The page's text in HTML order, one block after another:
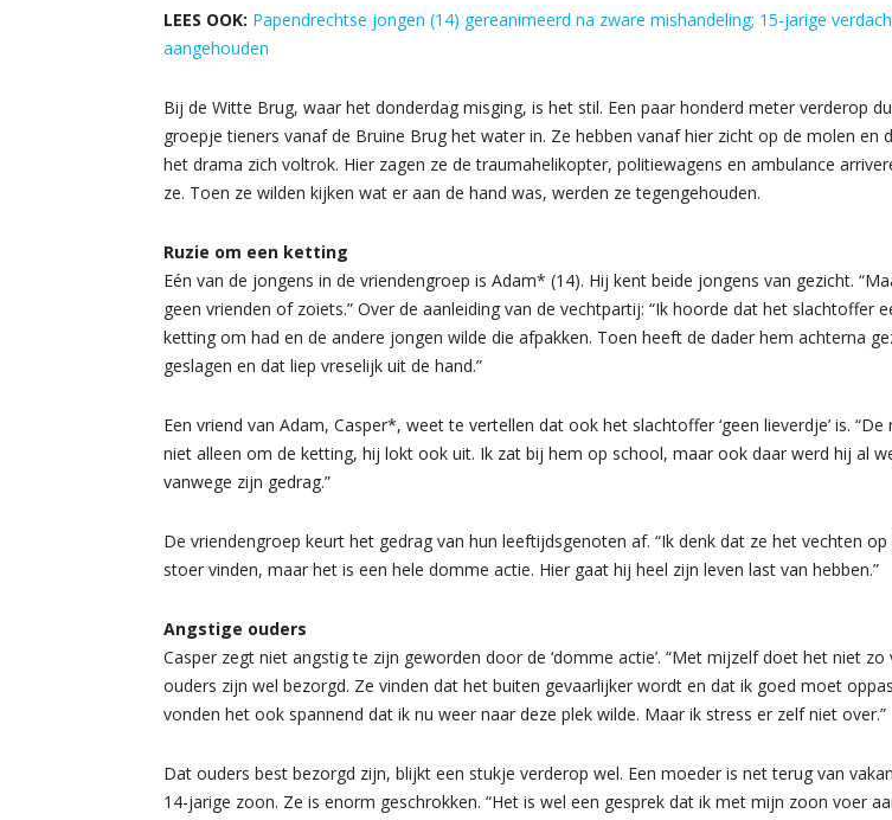
LEES OOK: Papendrechtse jongen (14) gereanimeerd na zware mishandeling; 15-jarige
aangehouden
Bij de Witte Brug, waar het donderdag misging, is het stil. Een paar honderd meter verderop
groepje tieners vanaf de Bruine Brug het water in. Ze hebben vanaf hier zicht op de molen en
het drama zich voltrok. Hier zagen ze de traumahelikopter, politiewagens en ambulance
ze. Toen ze wilden kijken wat er aan de hand was, werden ze tegengehouden.
Ruzie om een ketting
Eén van de jongens in de vriendengroep is Adam* (14). Hij kent beide jongens van gezicht.
geen vrienden of zoiets.” Over de aanleiding van de vechtpartij: “Ik hoorde dat het slachtoffer
ketting om had en de andere jongen wilde die afpakken. Toen heeft de dader hem achterna
geslagen en dat liep vreselijk uit de hand.”
Een vriend van Adam, Casper*, weet te vertellen dat ook het slachtoffer ‘geen lieverdje’ is. “De
niet alleen om de ketting, hij lokt ook uit. Ik zat bij hem op school, maar ook daar werd hij al
vanwege zijn gedrag.”
De vriendengroep keurt het gedrag van hun leeftijdsgenoten af. “Ik denk dat ze het vechten
stoer vinden, maar het is een hele domme actie. Hier gaat hij heel zijn leven last van hebben.”
Angstige ouders
Casper zegt niet angstig te zijn geworden door de ‘domme actie’. “Met mijzelf doet het niet zo
ouders zijn wel bezorgd. Ze vinden dat het buiten gevaarlijker wordt en dat ik goed moet
vonden het ook spannend dat ik nu weer naar deze plek wilde. Maar ik stress er zelf niet over.”
Dat ouders best bezorgd zijn, blijkt een stukje verderop wel. Een moeder is net terug van
14-jarige zoon. Ze is enorm geschrokken. “Het is wel een gesprek dat ik met mijn zoon voer